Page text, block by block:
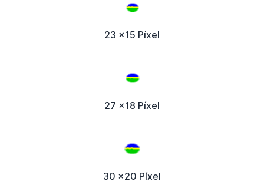
23 x15 Píxel
27 x18 Píxel
30 x20 Píxel